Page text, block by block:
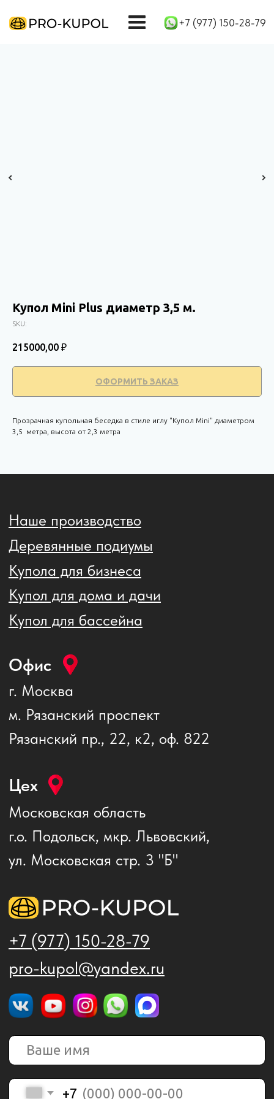
+7 (977) 150-28-79
Купол Mini Plus диаметр 3,5 м.
SKU:
215000,00 ₽
ОФОРМИТЬ ЗАКАЗ
Прозрачная купольная беседка в стиле иглу "Купол Mini" диаметром
3,5 метра, высота от 2,3 метра
+7
ОТПРАВИТЬ
Московская область
г.о. Подольск, мкр. Львовский,
ул. Московская стр. 3 "Б"
Рязанский пр., 22, к2, оф. 822
Нажимая кнопку "Отправить", Вы соглашаетесь с
pro-kupol@yandex.ru
+7 (977) 150-28-79
Офис
Купол для дома и дачи
Наше производство
Деревянные подиумы